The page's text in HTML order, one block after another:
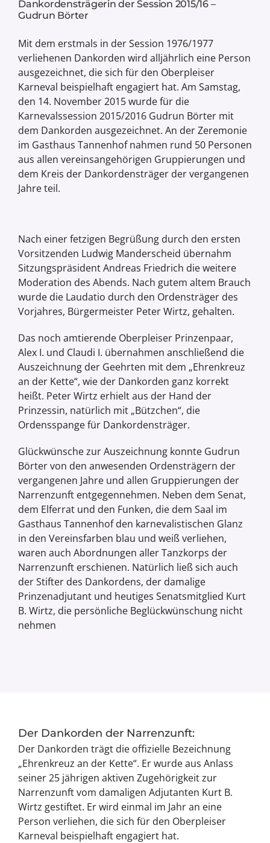
Dankordensträgerin der Session 2015/16 –
Gudrun Börter
Mit dem erstmals in der Session 1976/1977
verliehenen Dankorden wird alljährlich eine Person
ausgezeichnet, die sich für den Oberpleiser
Karneval beispielhaft engagiert hat. Am Samstag,
den 14. November 2015 wurde für die
Karnevalssession 2015/2016 Gudrun Börter mit
dem Dankorden ausgezeichnet. An der Zeremonie
im Gasthaus Tannenhof nahmen rund 50 Personen
aus allen vereinsangehörigen Gruppierungen und
dem Kreis der Dankordensträger der vergangenen
Jahre teil.
Nach einer fetzigen Begrüßung durch den ersten
Vorsitzenden Ludwig Manderscheid übernahm
Sitzungspräsident Andreas Friedrich die weitere
Moderation des Abends. Nach gutem altem Brauch
wurde die Laudatio durch den Ordensträger des
Vorjahres, Bürgermeister Peter Wirtz, gehalten.
Das noch amtierende Oberpleiser Prinzenpaar,
Alex I. und Claudi I. übernahmen anschließend die
Auszeichnung der Geehrten mit dem „Ehrenkreuz
an der Kette“, wie der Dankorden ganz korrekt
heißt. Peter Wirtz erhielt aus der Hand der
Prinzessin, natürlich mit „Bützchen“, die
Ordensspange für Dankordensträger.
Glückwünsche zur Auszeichnung konnte Gudrun
Börter von den anwesenden Ordensträgern der
vergangenen Jahre und allen Gruppierungen der
Narrenzunft entgegennehmen. Neben dem Senat,
dem Elferrat und den Funken, die dem Saal im
Gasthaus Tannenhof den karnevalistischen Glanz
in den Vereinsfarben blau und weiß verliehen,
waren auch Abordnungen aller Tanzkorps der
Narrenzunft erschienen. Natürlich ließ sich auch
der Stifter des Dankordens, der damalige
Prinzenadjutant und heutiges Senatsmitglied Kurt
B. Wirtz, die persönliche Beglückwünschung nicht
nehmen
Der Dankorden der Narrenzunft:
Der Dankorden trägt die offizielle Bezeichnung
„Ehrenkreuz an der Kette“. Er wurde aus Anlass
seiner 25 jährigen aktiven Zugehörigkeit zur
Narrenzunft vom damaligen Adjutanten Kurt B.
Wirtz gestiftet. Er wird einmal im Jahr an eine
Person verliehen, die sich für den Oberpleiser
Karneval beispielhaft engagiert hat.